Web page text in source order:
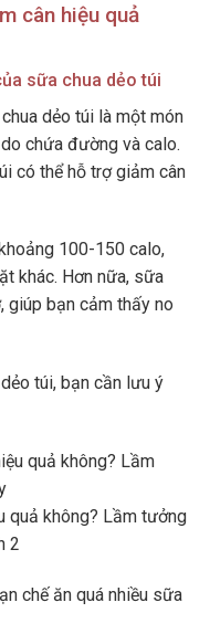
cân hiệu quả
sữa chua dẻo túi
dẻo túi là một món
chứa đường và calo.
có thể hỗ trợ giảm cân
100-150 calo,
khác. Hơn nữa, sữa
giúp bạn cảm thấy no
túi, bạn cần lưu ý
quả không? Lầm tưởng
2
chế ăn quá nhiều sữa